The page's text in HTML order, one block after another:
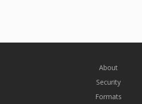
About
Security
Formats